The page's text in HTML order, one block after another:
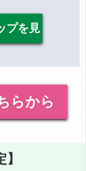
プを見
らから